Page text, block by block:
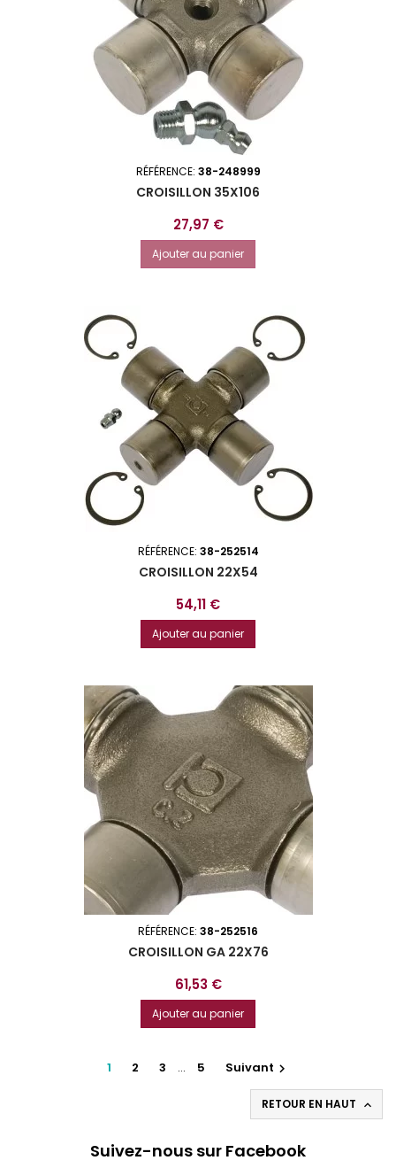
RÉFÉRENCE: 38-248999
CROISILLON 35X106
Prix
27,97 €
Ajouter au panier
RÉFÉRENCE: 38-252514
CROISILLON 22X54
Prix
54,11 €
Ajouter au panier
RÉFÉRENCE: 38-252516
CROISILLON GA 22X76
Prix
61,53 €
Ajouter au panier
1 2 3 … 5 Suivant 
RETOUR EN HAUT 
Suivez-nous sur Facebook